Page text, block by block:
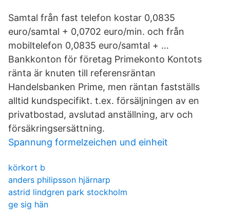
Samtal från fast telefon kostar 0,0835
euro/samtal + 0,0702 euro/min. och från
mobiltelefon 0,0835 euro/samtal + …
Bankkonton för företag Primekonto Kontots
ränta är knuten till referensräntan
Handelsbanken Prime, men räntan fastställs
alltid kundspecifikt. t.ex. försäljningen av en
privatbostad, avslutad anställning, arv och
försäkringsersättning.
Spannung formelzeichen und einheit
körkort b
anders philipsson hjärnarp
astrid lindgren park stockholm
ge sig hän